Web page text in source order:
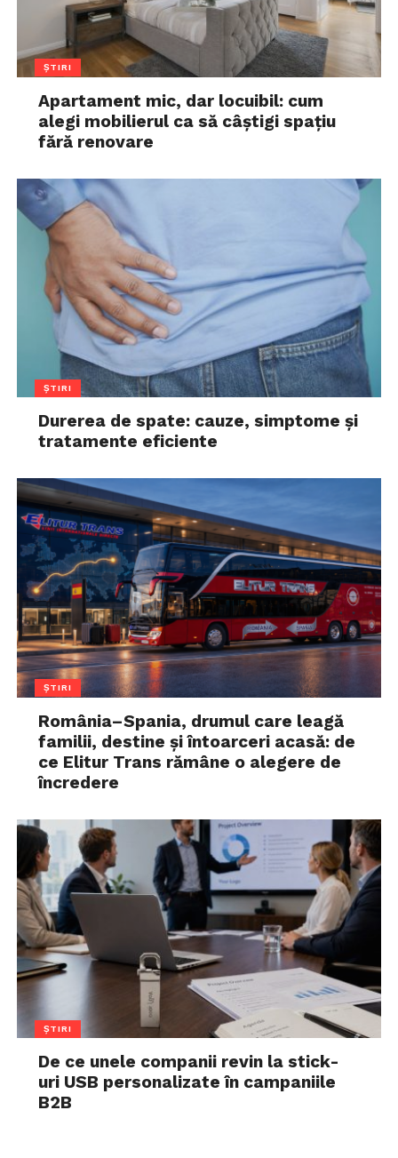
ȘTIRI
Apartament mic, dar locuibil: cum
alegi mobilierul ca să câștigi spațiu
fără renovare
ȘTIRI
Durerea de spate: cauze, simptome și
tratamente eficiente
ȘTIRI
România–Spania, drumul care leagă
familii, destine și întoarceri acasă: de
ce Elitur Trans rămâne o alegere de
încredere
ȘTIRI
De ce unele companii revin la stick-
uri USB personalizate în campaniile
B2B